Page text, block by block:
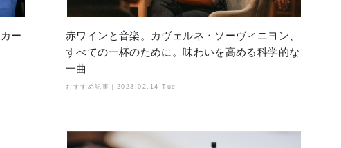
ー
赤ワインと音楽。カヴェルネ・ソーヴィニヨン、
すべての一杯のために。味わいを高める科学的な
一曲
おすすめ記事｜ 2023.02.14 Tue